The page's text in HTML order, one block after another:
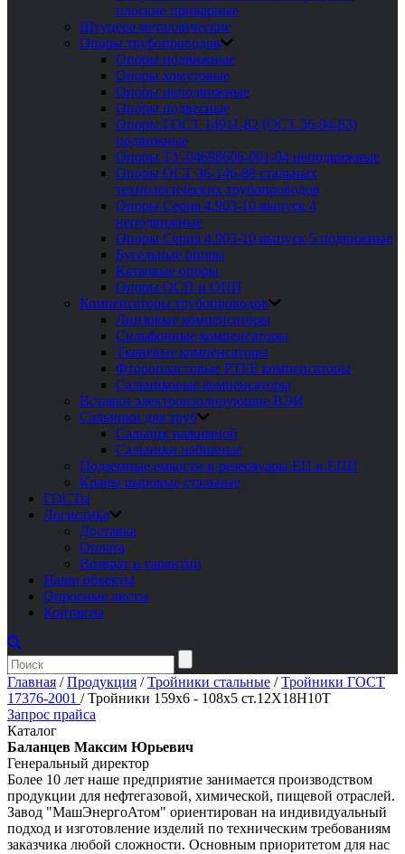
плоские приварные
Штуцера металлические
Опоры трубопроводов
Опоры подвижные
Опоры хомутовые
Опоры неподвижные
Опоры подвесные
Опоры ГОСТ 14911-82 (ОСТ 36-94-83)
подвижные
Опоры ТУ-04698606-001-04 неподвижные
Опоры ОСТ 36-146-88 стальных
технологических трубопроводов
Опоры Серия 4.903-10 выпуск 4
неподвижные
Опоры Серия 4.903-10 выпуск 5 подвижные
Бугельные опоры
Катковые опоры
Опоры ОСП и ОПП
Компенсаторы трубопроводов
Линзовые компенсаторы
Сильфонные компенсаторы
Тканевые компенсаторы
Фторопластовые PTFE компенсаторы
Сальниковые компенсаторы
Вставки электроизолирующие ВЭИ
Сальники для труб
Сальник нажимной
Сальники набивные
Подземные емкости и резервуары ЕП и ЕПП
Краны шаровые стальные
ГОСТы
Логистика
Доставка
Оплата
Возврат и гарантии
Наши объекты
Опросные листы
Контакты
Главная /Продукция /Тройники стальные /Тройники ГОСТ
17376-2001 /Тройники 159х6 - 108х5 ст.12Х18Н10Т
Запрос прайса
Каталог
Баланцев Максим Юрьевич
Генеральный директор
Более 10 лет наше предприятие занимается производством
продукции для нефтегазовой, химической, пищевой отраслей.
Завод "МашЭнергоАтом" ориентирован на индивидуальный
подход и изготовление изделий по техническим требованиям
заказчика любой сложности. Основным приоритетом для нас